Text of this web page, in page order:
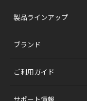
製品ラインアップ
ブランド
ご利用ガイド
サポート情報